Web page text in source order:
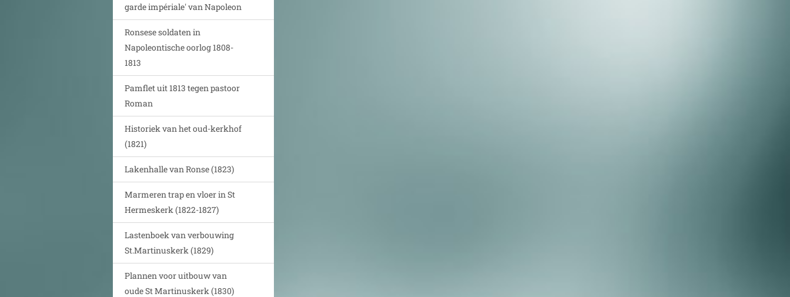
garde impériale' van Napoleon
Ronsese soldaten in
Napoleontische oorlog 1808-
1813
Pamflet uit 1813 tegen pastoor
Roman
Historiek van het oud-kerkhof
(1821)
Lakenhalle van Ronse (1823)
Marmeren trap en vloer in St
Hermeskerk (1822-1827)
Lastenboek van verbouwing
St.Martinuskerk (1829)
Plannen voor uitbouw van
oude St Martinuskerk (1830)